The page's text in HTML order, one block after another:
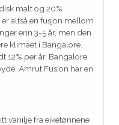
malt og 20%
altså en fusjon mellom
enn 3-5 år, men den
klimaet i Bangalore.
12% per år. Bangalore
Amrut Fusion har en
vanilje fra eiketønnene